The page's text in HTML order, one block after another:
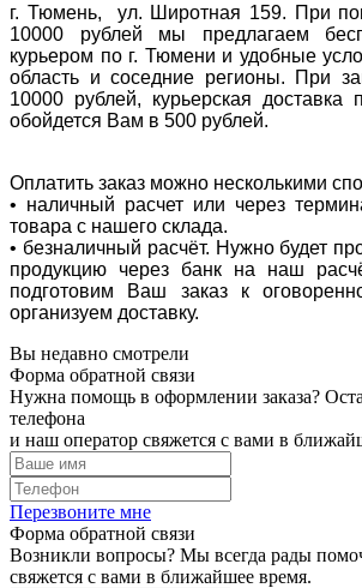
г. Тюмень, ул. Широтная 159. При
10000 рублей мы предлагаем
курьером по г. Тюмени и удобные
область и соседние регионы. При
10000 рублей, курьерская доставка
обойдется Вам в 500 рублей.
Оплатить заказ можно несколькими
• наличный расчет или через
товара с нашего склада.
• безналичный расчёт. Нужно будет
продукцию через банк на наш
подготовим Ваш заказ к
организуем доставку.
Вы недавно смотрели
Форма обратной связи
Нужна помощь в оформлении заказа?
телефона
и наш оператор свяжется с вами в
Перезвоните мне
Форма обратной связи
Возникли вопросы? Мы всегда рады
свяжется с вами в ближайшее время.